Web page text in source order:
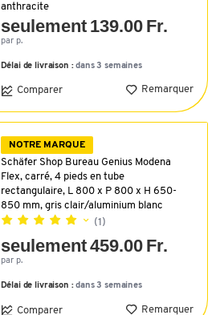
anthracite
seulement 139.00 Fr.
par p.
Délai de livraison :dans 3 semaines
Comparer Remarquer
NOTRE MARQUE
Schäfer Shop Bureau Genius Modena
Flex, carré, 4 pieds en tube
rectangulaire, L 800 x P 800 x H 650-
850 mm, gris clair/aluminium blanc
(1)
seulement 459.00 Fr.
par p.
Délai de livraison :dans 3 semaines
Comparer Remarquer